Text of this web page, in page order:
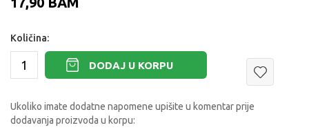
Količina:
DODAJ U KORPU
Ukoliko imate dodatne napomene upišite u komentar prije
dodavanja proizvoda u korpu: